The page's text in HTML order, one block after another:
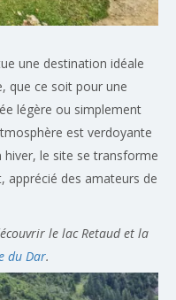
une destination idéale
que ce soit pour une
légère ou simplement
est verdoyante
hiver, le site se transforme
apprécié des amateurs de
le lac Retaud et la
du Dar.